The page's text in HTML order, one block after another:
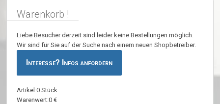
Warenkorb !
Liebe Besucher derzeit sind leider keine Bestellungen möglich.
Wir sind für Sie auf der Suche nach einem neuen Shopbetreiber.
Interesse? Infos anfordern
Artikel:0 Stück
Warenwert:0 €